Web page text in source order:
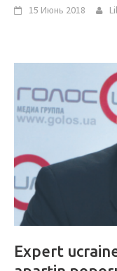
15 Июнь 2018
Expert